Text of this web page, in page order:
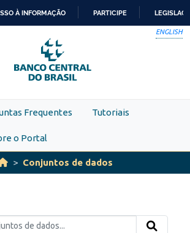
PARA
O
CONTEÚDO
À INFORMAÇÃO PARTICIPE
ENGLISH
Frequentes Tutoriais
o Portal
Conjuntos de dados